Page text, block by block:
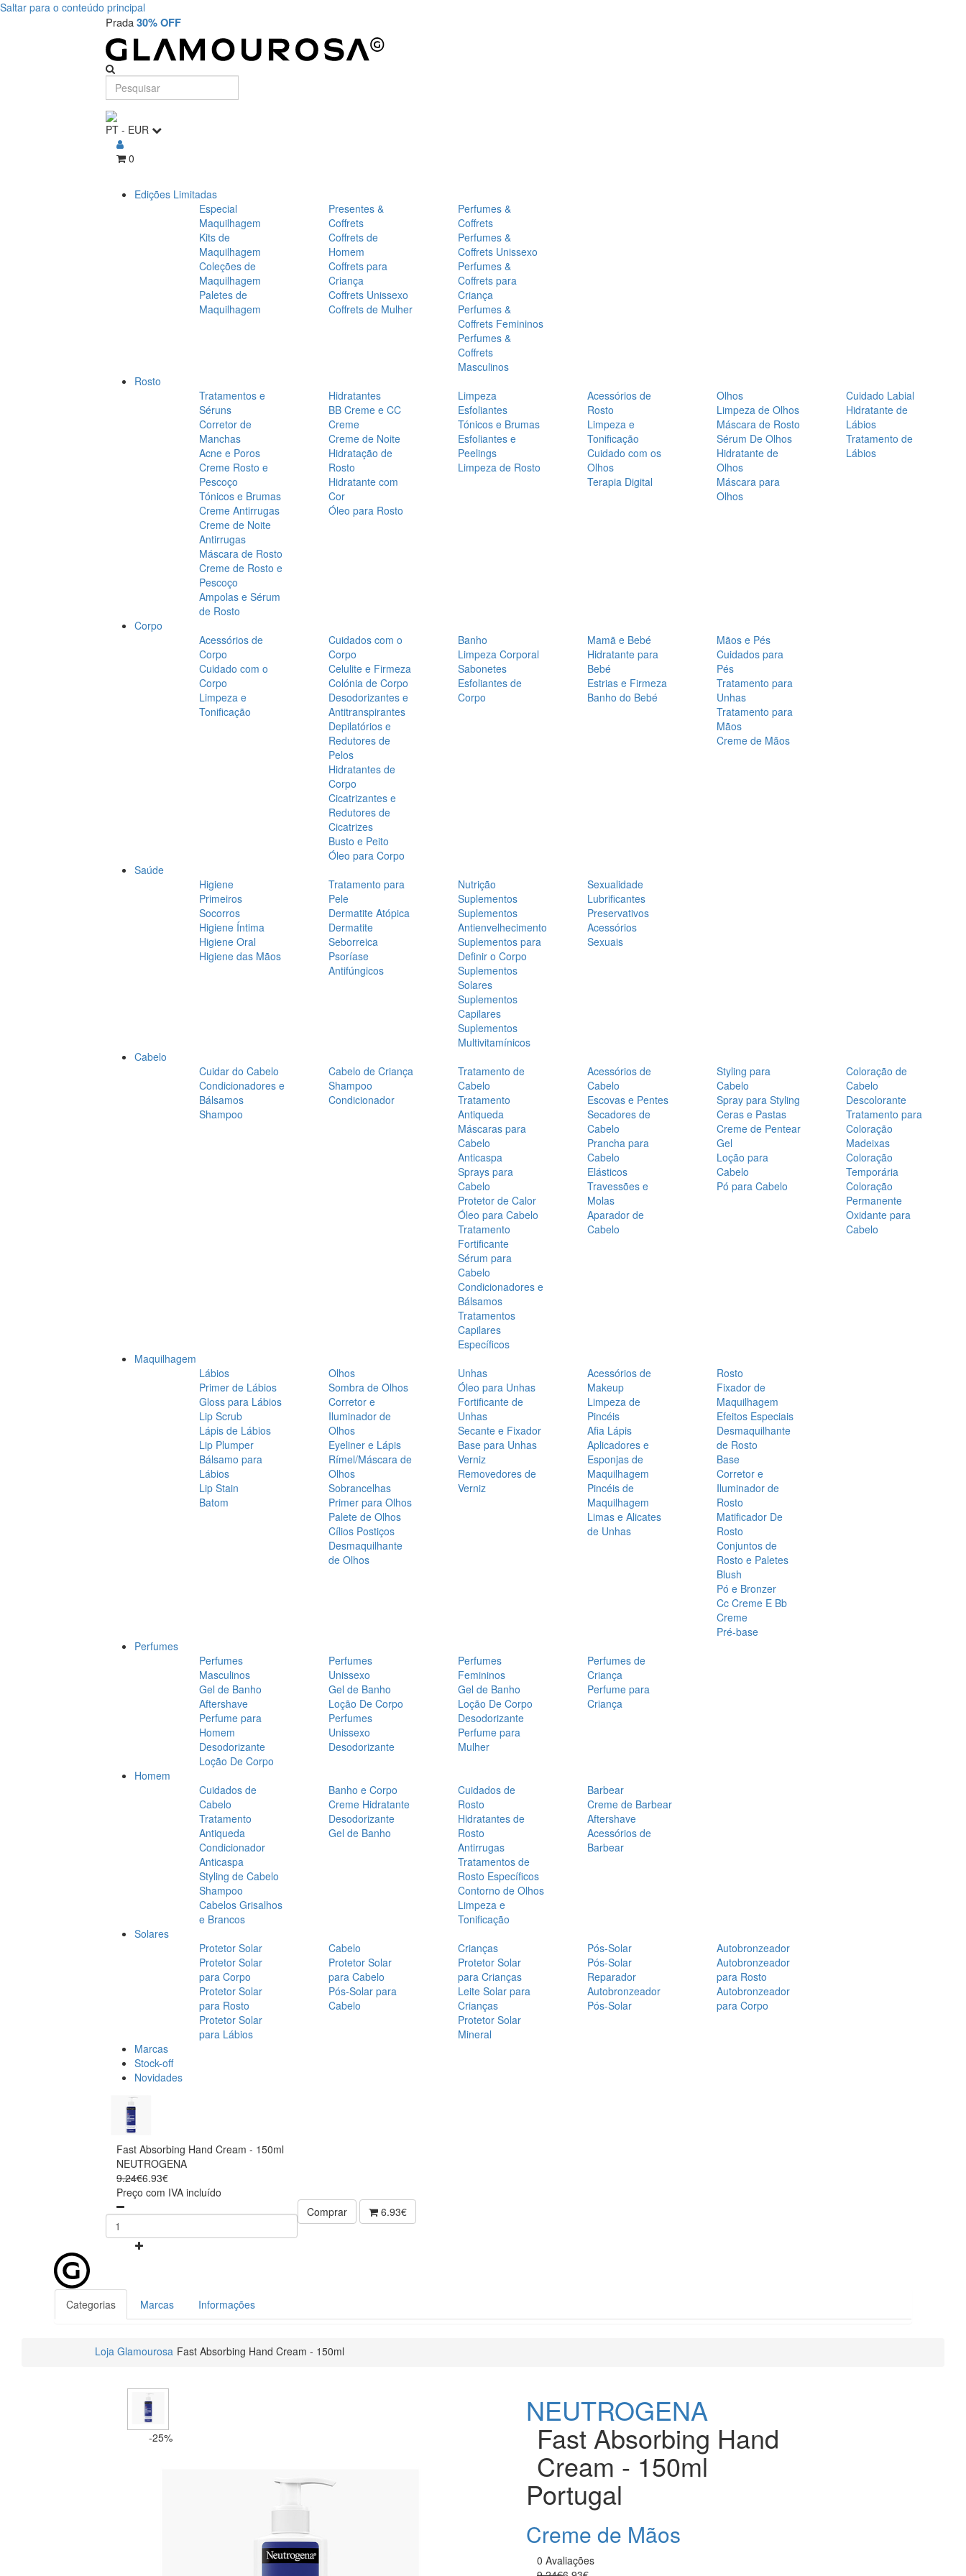
Saltar para o conteúdo principal
Prada30% OFF
PT - EUR
0
Edições Limitadas
Especial
Maquilhagem
Kits de
Maquilhagem
Coleções de
Maquilhagem
Paletes de
Maquilhagem
Presentes &
Coffrets
Coffrets de
Homem
Coffrets para
Criança
Coffrets Unissexo
Coffrets de Mulher
Perfumes &
Coffrets
Perfumes &
Coffrets Unissexo
Perfumes &
Coffrets para
Criança
Perfumes &
Coffrets Femininos
Perfumes &
Coffrets
Masculinos
Rosto
Tratamentos e
Séruns
Corretor de
Manchas
Acne e Poros
Creme Rosto e
Pescoço
Tónicos e Brumas
Creme Antirrugas
Creme de Noite
Antirrugas
Máscara de Rosto
Creme de Rosto e
Pescoço
Ampolas e Sérum
de Rosto
Hidratantes
BB Creme e CC
Creme
Creme de Noite
Hidratação de
Rosto
Hidratante com
Cor
Óleo para Rosto
Limpeza
Esfoliantes
Tónicos e Brumas
Esfoliantes e
Peelings
Limpeza de Rosto
Acessórios de
Rosto
Limpeza e
Tonificação
Cuidado com os
Olhos
Terapia Digital
Olhos
Limpeza de Olhos
Máscara de Rosto
Sérum De Olhos
Hidratante de
Olhos
Máscara para
Olhos
Cuidado Labial
Hidratante de
Lábios
Tratamento de
Lábios
Corpo
Acessórios de
Corpo
Cuidado com o
Corpo
Limpeza e
Tonificação
Cuidados com o
Corpo
Celulite e Firmeza
Colónia de Corpo
Desodorizantes e
Antitranspirantes
Depilatórios e
Redutores de
Pelos
Hidratantes de
Corpo
Cicatrizantes e
Redutores de
Cicatrizes
Busto e Peito
Óleo para Corpo
Banho
Limpeza Corporal
Sabonetes
Esfoliantes de
Corpo
Mamã e Bebé
Hidratante para
Bebé
Estrias e Firmeza
Banho do Bebé
Mãos e Pés
Cuidados para
Pés
Tratamento para
Unhas
Tratamento para
Mãos
Creme de Mãos
Saúde
Higiene
Primeiros
Socorros
Higiene Íntima
Higiene Oral
Higiene das Mãos
Tratamento para
Pele
Dermatite Atópica
Dermatite
Seborreica
Psoríase
Antifúngicos
Nutrição
Suplementos
Suplementos
Antienvelhecimento
Suplementos para
Definir o Corpo
Suplementos
Solares
Suplementos
Capilares
Suplementos
Multivitamínicos
Sexualidade
Lubrificantes
Preservativos
Acessórios
Sexuais
Cabelo
Cuidar do Cabelo
Condicionadores e
Bálsamos
Shampoo
Cabelo de Criança
Shampoo
Condicionador
Tratamento de
Cabelo
Tratamento
Antiqueda
Máscaras para
Cabelo
Anticaspa
Sprays para
Cabelo
Protetor de Calor
Óleo para Cabelo
Tratamento
Fortificante
Sérum para
Cabelo
Condicionadores e
Bálsamos
Tratamentos
Capilares
Específicos
Acessórios de
Cabelo
Escovas e Pentes
Secadores de
Cabelo
Prancha para
Cabelo
Elásticos
Travessões e
Molas
Aparador de
Cabelo
Styling para
Cabelo
Spray para Styling
Ceras e Pastas
Creme de Pentear
Gel
Loção para
Cabelo
Pó para Cabelo
Coloração de
Cabelo
Descolorante
Tratamento para
Coloração
Madeixas
Coloração
Temporária
Coloração
Permanente
Oxidante para
Cabelo
Maquilhagem
Lábios
Primer de Lábios
Gloss para Lábios
Lip Scrub
Lápis de Lábios
Lip Plumper
Bálsamo para
Lábios
Lip Stain
Batom
Olhos
Sombra de Olhos
Corretor e
Iluminador de
Olhos
Eyeliner e Lápis
Rímel/Máscara de
Olhos
Sobrancelhas
Primer para Olhos
Palete de Olhos
Cílios Postiços
Desmaquilhante
de Olhos
Unhas
Óleo para Unhas
Fortificante de
Unhas
Secante e Fixador
Base para Unhas
Verniz
Removedores de
Verniz
Acessórios de
Makeup
Limpeza de
Pincéis
Afia Lápis
Aplicadores e
Esponjas de
Maquilhagem
Pincéis de
Maquilhagem
Limas e Alicates
de Unhas
Rosto
Fixador de
Maquilhagem
Efeitos Especiais
Desmaquilhante
de Rosto
Base
Corretor e
Iluminador de
Rosto
Matificador De
Rosto
Conjuntos de
Rosto e Paletes
Blush
Pó e Bronzer
Cc Creme E Bb
Creme
Pré-base
Perfumes
Perfumes
Masculinos
Gel de Banho
Aftershave
Perfume para
Homem
Desodorizante
Loção De Corpo
Perfumes
Unissexo
Gel de Banho
Loção De Corpo
Perfumes
Unissexo
Desodorizante
Perfumes
Femininos
Gel de Banho
Loção De Corpo
Desodorizante
Perfume para
Mulher
Perfumes de
Criança
Perfume para
Criança
Homem
Cuidados de
Cabelo
Tratamento
Antiqueda
Condicionador
Anticaspa
Styling de Cabelo
Shampoo
Cabelos Grisalhos
e Brancos
Banho e Corpo
Creme Hidratante
Desodorizante
Gel de Banho
Cuidados de
Rosto
Hidratantes de
Rosto
Antirrugas
Tratamentos de
Rosto Específicos
Contorno de Olhos
Limpeza e
Tonificação
Barbear
Creme de Barbear
Aftershave
Acessórios de
Barbear
Solares
Protetor Solar
Protetor Solar
para Corpo
Protetor Solar
para Rosto
Protetor Solar
para Lábios
Cabelo
Protetor Solar
para Cabelo
Pós-Solar para
Cabelo
Crianças
Protetor Solar
para Crianças
Leite Solar para
Crianças
Protetor Solar
Mineral
Pós-Solar
Pós-Solar
Reparador
Autobronzeador
Pós-Solar
Autobronzeador
Autobronzeador
para Rosto
Autobronzeador
para Corpo
Marcas
Stock-off
Novidades
Fast Absorbing Hand Cream - 150ml
NEUTROGENA
9.24€6.93€
Preço com IVA incluído
Comprar
6.93€
Categorias Marcas Informações
Loja Glamourosa Fast Absorbing Hand Cream - 150ml
-25%
NEUTROGENA
Fast Absorbing Hand
Cream - 150ml
Portugal
Creme de Mãos
0 Avaliações